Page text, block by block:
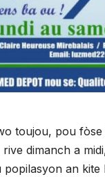
toujou, pou
dimanch a
an